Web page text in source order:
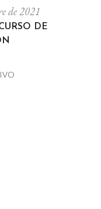
de 2021
DE